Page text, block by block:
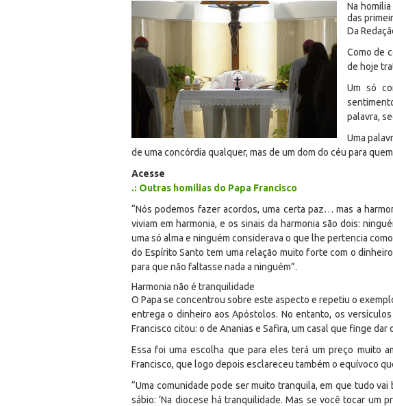
Na
das
Da
Como de
de hoje
Um só
palavra,
Uma
de uma concórdia qualquer, mas de um dom do céu para
Acesse
.: Outras homilias do Papa Francisco
“Nós podemos fazer acordos, uma certa paz… mas a
viviam em harmonia, e os sinais da harmonia são dois:
uma só alma e ninguém considerava o que lhe pertencia
do Espírito Santo tem uma relação muito forte com o
para que não faltasse nada a ninguém”.
Harmonia não é tranquilidade
O Papa se concentrou sobre este aspecto e repetiu o
entrega o dinheiro aos Apóstolos. No entanto, os
Francisco citou: o de Ananias e Safira, um casal que finge
Essa foi uma escolha que para eles terá um preço muito
Francisco, que logo depois esclareceu também o equívoco
“Uma comunidade pode ser muito tranquila, em que tudo
sábio: ‘Na diocese há tranquilidade. Mas se você tocar um